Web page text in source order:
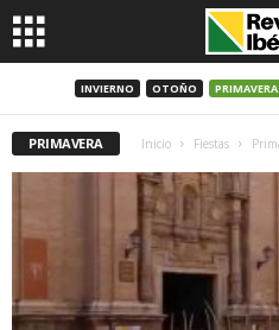
INVIERNO OTOÑO PRIMAVERA
PRIMAVERA Inicio Fiestas